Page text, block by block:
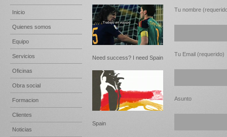
Inicio
Quienes somos
Equipo
Servicios
Oficinas
Obra social
Formacion
Clientes
Noticias
Need success? I need Spain
Spain
Tu nombre
Tu Email (requerido)
Asunto